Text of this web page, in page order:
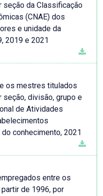
seção da Classificação
(CNAE) dos
e unidade da
2019 e 2021
os mestres titulados
seção, divisão, grupo e
de Atividades
conhecimento, 2021
entre os
de 1996, por